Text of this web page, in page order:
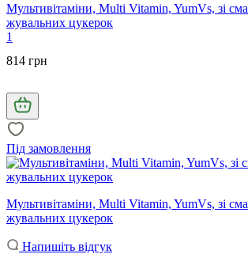
Мультивітаміни, Multi Vitamin, YumVs, зі
жувальних цукерок
1
814 грн
Під замовлення
Мультивітаміни, Multi Vitamin, YumVs, зі
жувальних цукерок
Напишіть відгук